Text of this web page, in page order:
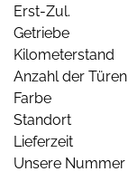
Erst-Zul.
Getriebe
Kilometerstand
Anzahl der Türen
Farbe
Standort
Lieferzeit
Unsere Nummer